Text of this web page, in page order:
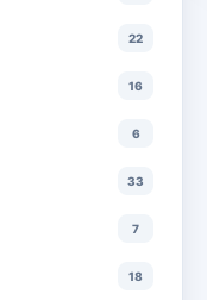
22
16
6
33
7
18